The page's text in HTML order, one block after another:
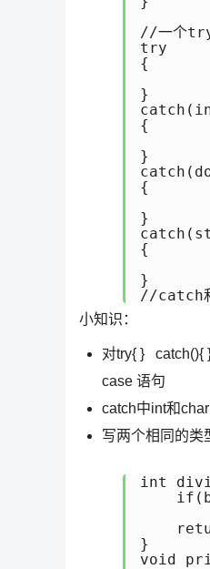
//一个try
try
{
}
{
}
{
}
{
}
//catch
小知识：
对try{ } catch(){
case 语句
catch中int和
写两个相同的类
int
}
void